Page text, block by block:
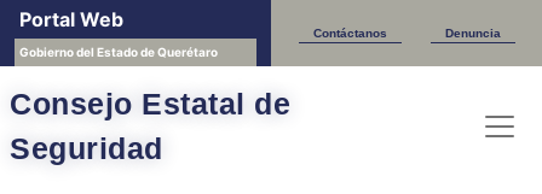
Portal Web
Gobierno del Estado de Querétaro
Contáctanos Denuncia
Consejo Estatal de
Seguridad